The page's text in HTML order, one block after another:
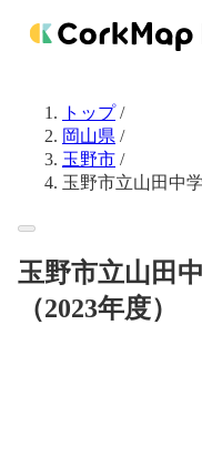
トップ/
岡山県 /
玉野市 /
玉野市立山田中
玉野市立山田
（2023年度）